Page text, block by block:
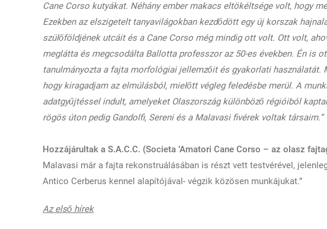
Cane Corso kutyákat. Néhány ember makacs eltökéltsége volt, hogy
Ezekben az elszigetelt tanyavilágokban kezdődött egy új korszak
szülőföldjének utcáit és a Cane Corso még mindig ott volt. Ott volt,
meglátta és megcsodálta Ballotta professzor az 50-es években. Én is
tanulmányozta a fajta morfológiai jellemzőit és gyakorlati
hogy kiragadjam az elmúlásból, mielőtt végleg feledésbe merül. A
adatgyűjtéssel indult, amelyeket Olaszország különböző régióiból
rögös úton pedig Gandolfi, Sereni és a Malavasi fivérek voltak társaim.”
Hozzájárultak a S.A.C.C. (Societa ’Amatori Cane Corso – az olasz
Malavasi már a fajta rekonstruálásában is részt vett testvérével,
Antico Cerberus kennel alapítójával- végzik közösen munkájukat.”
Az első hírek